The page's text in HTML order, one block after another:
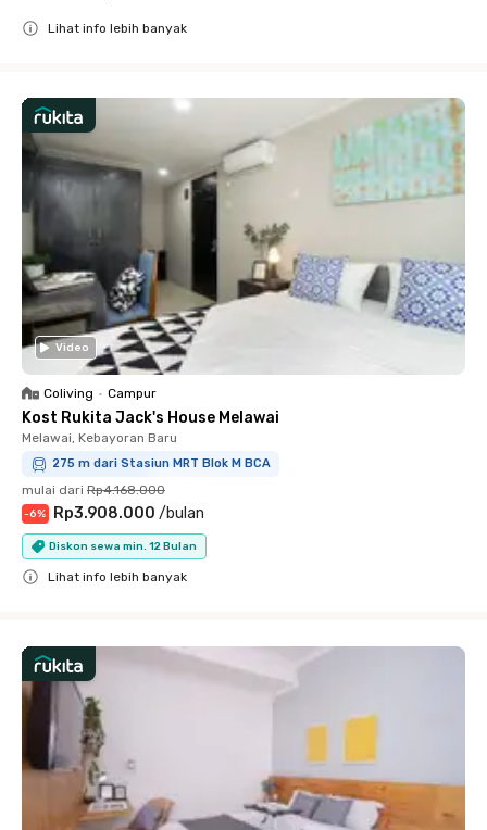
Lihat info lebih banyak
Video
Coliving • Campur
Kost Rukita Jack's House Melawai
Melawai, Kebayoran Baru
275 m dari Stasiun MRT Blok M BCA
mulai dari Rp4.168.000
-6% Rp3.908.000 /bulan
Diskon sewa min. 12 Bulan
Lihat info lebih banyak